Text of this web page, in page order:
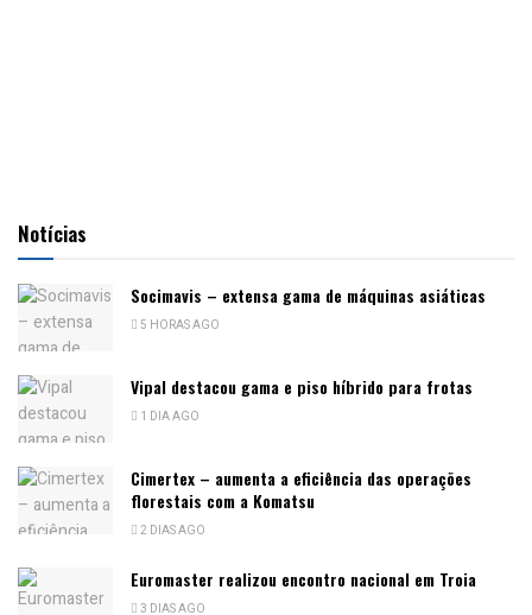
Notícias
Socimavis – extensa gama de máquinas asiáticas
5 HORAS AGO
Vipal destacou gama e piso híbrido para frotas
1 DIA AGO
Cimertex – aumenta a eficiência das operações
florestais com a Komatsu
2 DIAS AGO
Euromaster realizou encontro nacional em Troia
3 DIAS AGO